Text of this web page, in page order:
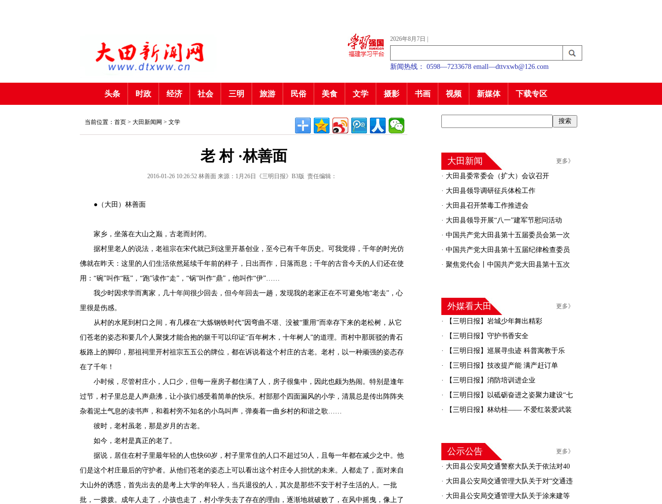
2026年8月7日
新闻热线： 0598—7233678 emall—dttvxwb@126.com
头条 时政 经济 社会 三明 旅游 民俗 美食 文学 摄影 书画 视频 新媒体 下载专区
更多》
大田新闻
· 大田县委常委会（扩大）会议召开
· 大田县领导调研征兵体检工作
· 大田县召开禁毒工作推进会
· 大田县领导开展“八一”建军节慰问活动
· 中国共产党大田县第十五届委员会第一次
全体会议召开
· 中国共产党大田县第十五届纪律检查委员
会召开第一次全体会议
· 聚焦党代会丨中国共产党大田县第十五次
更多》
外媒看大田
·
【三明日报】岩城少年舞出精彩
·
【三明日报】守护书香安全
·
【三明日报】巡展寻虫迹 科普寓教于乐
·
【三明日报】技改提产能 满产赶订单
·
【三明日报】消防培训进企业
·
【三明日报】以砥砺奋进之姿聚力建设“七
彩大田”
· 【三明日报】林幼桂—— 不爱红装爱武装
更多》
公示公告
· 大田县公安局交通警察大队关于依法对40
名机动车驾驶人驾驶证作废的公告
· 大田县公安局交通管理大队关于对“交通违
法逾期未接受处理的机动车”进行处理的公告
· 大田县公安局交通管理大队关于涂来建等
当前位置：首页 > 大田新闻网 > 文学
老 村 ·林善面
2016-01-26 10:26:52 林善面 来源：1月26日《三明日报》B3版 责任编辑：
●（大田）林善面
家乡，坐落在大山之巅，古老而封闭。
据村里老人的说法，老祖宗在宋代就已到这里开基创业，至今已有千年历史。可我觉得，千年的时光仿
佛就在昨天：这里的人们生活依然延续千年前的样子，日出而作，日落而息；千年的古音今天的人们还在使
用：“碗”叫作“瓯”，“跑”读作“走”，“锅”叫作“鼎”，他叫作“伊”……
我少时因求学而离家，几十年间很少回去，但今年回去一趟，发现我的老家正在不可避免地“老去”，心
里很是伤感。
从村的水尾到村口之间，有几棵在“大炼钢铁时代”因弯曲不堪、没被“重用”而幸存下来的老松树，从它
们苍老的姿态和要几个人聚拢才能合抱的躯干可以印证“百年树木，十年树人”的道理。而村中那斑驳的青石
板路上的脚印，那祖祠里开村祖宗五五公的牌位，都在诉说着这个村庄的古老。老村，以一种顽强的姿态存
在了千年！
小时候，尽管村庄小，人口少，但每一座房子都住满了人，房子很集中，因此也颇为热闹。特别是逢年
过节，村子里总是人声鼎沸，让小孩们感受着简单的快乐。村部那个四面漏风的小学，清晨总是传出阵阵夹
杂着泥土气息的读书声，和着村旁不知名的小鸟叫声，弹奏着一曲乡村的和谐之歌……
彼时，老村虽老，那是岁月的古老。
如今，老村是真正的老了。
据说，居住在村子里最年轻的人也快60岁，村子里常住的人口不超过50人，且每一年都在减少之中。他
们是这个村庄最后的守护者。从他们苍老的姿态上可以看出这个村庄令人担忧的未来。人都走了，面对来自
大山外的诱惑，首先出去的是考上大学的年轻人，当兵退役的人，其次是那些不安于村子生活的人。一批
批，一拨拨。成年人走了，小孩也走了，村小学失去了存在的理由，逐渐地就破败了，在风中摇曳，像上了